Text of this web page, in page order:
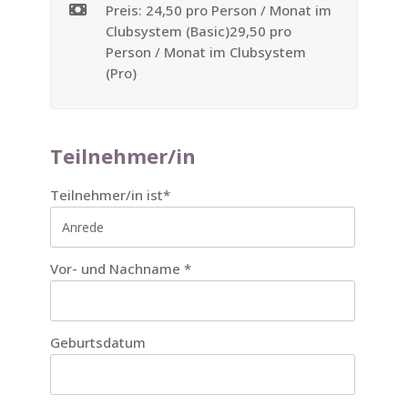
Preis: 24,50 pro Person / Monat im
Clubsystem (Basic)29,50 pro
Person / Monat im Clubsystem
(Pro)
Teilnehmer/in
Teilnehmer/in ist*
Vor- und Nachname *
Geburtsdatum